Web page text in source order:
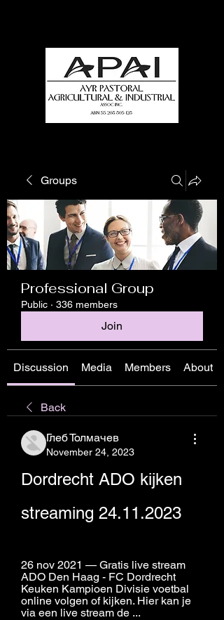
Groups
Professional Group
Public · 336 members
Join
Discussion Media Members About
Back
Глеб Толмачев
November 24, 2023
Dordrecht ADO kijken
streaming 24.11.2023
26 nov 2021 — Gratis live stream
ADO Den Haag - FC Dordrecht
Keuken Kampioen Divisie voetbal
online volgen of kijken. Hier kan je
via een live stream de ...